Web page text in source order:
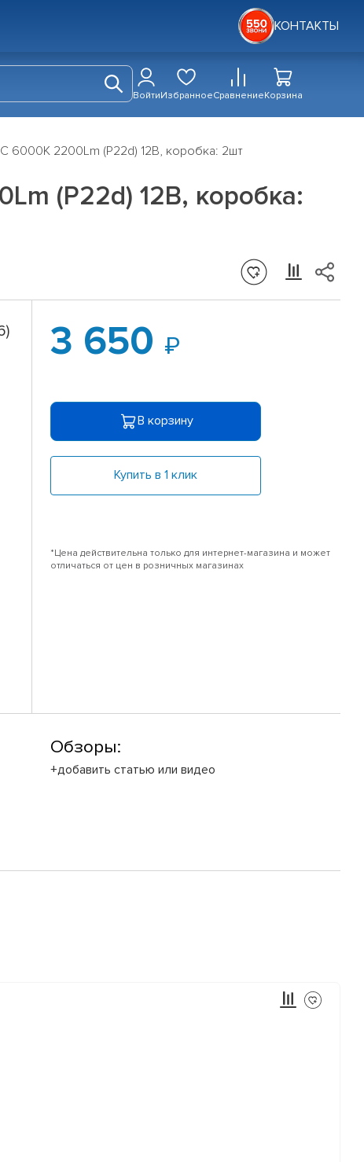
КОНТАКТЫ
ВойтиИзбранноеСравнениеКорзина
6000K 2200Lm (P22d) 12В, коробка: 2шт
(P22d) 12В, коробка:
3 650
В корзину
Купить в 1 клик
*Цена действительна только для интернет-магазина и может
отличаться от цен в розничных магазинах
Обзоры:
+добавить статью или видео